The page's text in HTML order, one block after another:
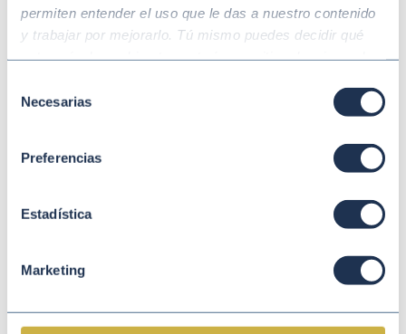
permiten entender el uso que le das a nuestro contenido
y trabajar por mejorarlo. Tú mismo puedes decidir qué
quieras que recojamos ninguna información dándole al
Necesarias
Preferencias
Estadística
Marketing
Jun 16 2026
Nos reunimos en Barcelona para debatir
sobre competitividad y sostenibilidad
empresarial con casi 200 asistentes